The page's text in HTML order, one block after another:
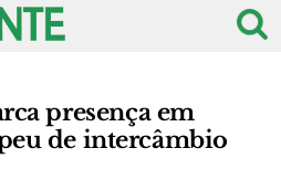
presença em
de intercâmbio